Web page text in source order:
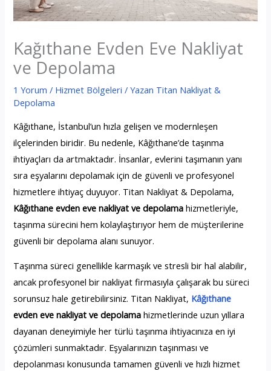
Kağıthane Evden Eve Nakliyat
ve Depolama
1 Yorum / Hizmet Bölgeleri / Yazan Titan Nakliyat &
Depolama
Kâğıthane, İstanbul’un hızla gelişen ve modernleşen
ilçelerinden biridir. Bu nedenle, Kâğıthane’de taşınma
ihtiyaçları da artmaktadır. İnsanlar, evlerini taşımanın yanı
sıra eşyalarını depolamak için de güvenli ve profesyonel
hizmetlere ihtiyaç duyuyor. Titan Nakliyat & Depolama,
Kâğıthane evden eve nakliyat ve depolama hizmetleriyle,
taşınma sürecini hem kolaylaştırıyor hem de müşterilerine
güvenli bir depolama alanı sunuyor.
Taşınma süreci genellikle karmaşık ve stresli bir hal alabilir,
ancak profesyonel bir nakliyat firmasıyla çalışarak bu süreci
sorunsuz hale getirebilirsiniz. Titan Nakliyat, Kâğıthane
evden eve nakliyat ve depolama hizmetlerinde uzun yıllara
dayanan deneyimiyle her türlü taşınma ihtiyacınıza en iyi
çözümleri sunmaktadır. Eşyalarınızın taşınması ve
depolanması konusunda tamamen güvenli ve hızlı hizmet